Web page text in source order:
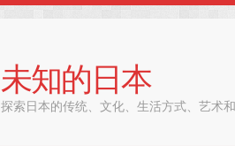
未知的日本
探索日本的传统、文化、生活方式、艺术和